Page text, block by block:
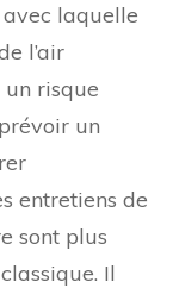
laquelle
l’air
risque
un
entretiens de
sont plus
Il